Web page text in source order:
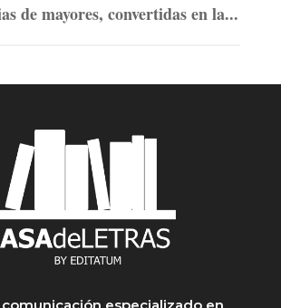
de mayores, convertidas en la...